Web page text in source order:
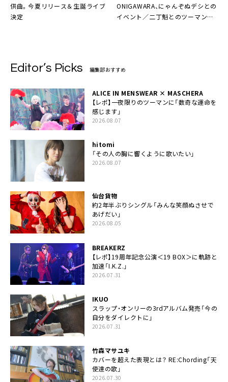
供曲。今夏リリース＆生誕ライブ
決定
ONIGAWARA、にゃんぞぬデシとの
イベント／二丁魁とのツーマンを
Editor’s Picks 編集部おすすめ
ALICE IN MENSWEAR × MASCHERA
【レポ】一夜限りのツーマンに「数奇な運命を
感じます」
2026.08.07
hitomi
「その人の胸に響くように歌いたい」
2026.08.07
仙台貨物
約2年半ぶりシングル「みんな笑顔ぬさせで
あげだい」
2026.08.05
BREAKERZ
【レポ】19周年記念公演＜19 BOX＞に軌跡と
加速「I.K.Z.」
2026.07.31
IKUO
スラップ・オンリーの3rdアルバム発売「今の
自分をダイレクトに」
2026.07.31
竹森マサユキ
カバーを超えた表現とは？ RE:Chording「天
使達の歌」
2026.07.30